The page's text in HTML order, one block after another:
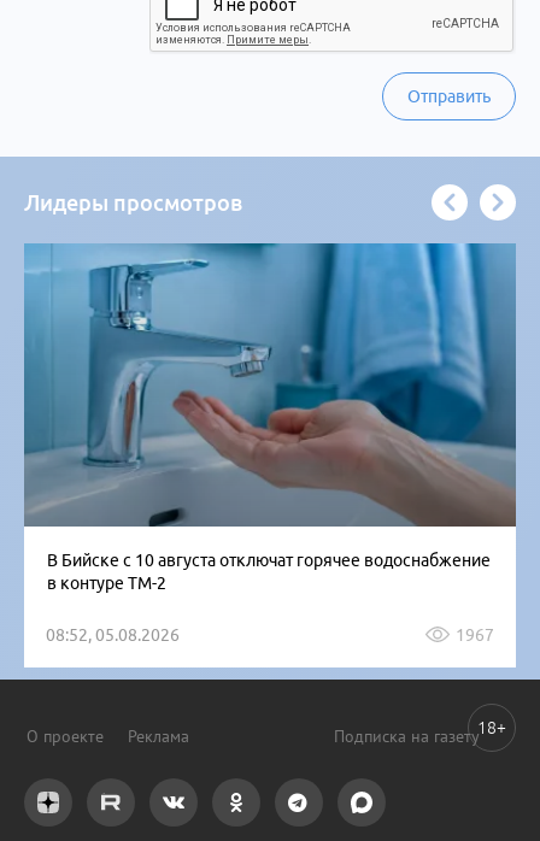
Отправить
Лидеры просмотров
В Бийске с 10 августа отключат горячее водоснабжение
в контуре ТМ-2
08:52, 05.08.2026 1967
О проекте Реклама Подписка на газету18+